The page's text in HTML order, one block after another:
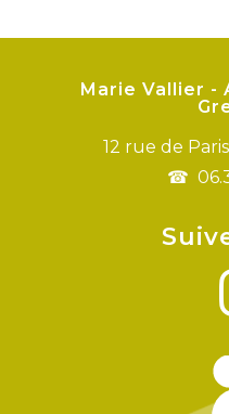
Marie Vallier -
12 rue de